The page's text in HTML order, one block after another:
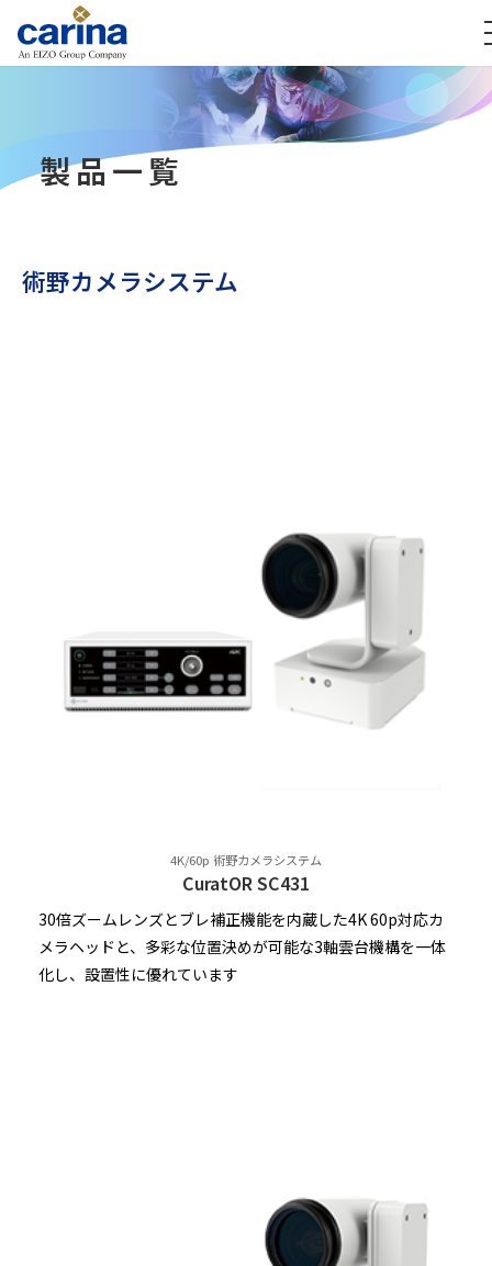
製品一覧
術野カメラシステム
4K/60p 術野カメラシステム
CuratOR SC431
30倍ズームレンズとブレ補正機能を内蔵した4K 60p対応カ
メラヘッドと、多彩な位置決めが可能な3軸雲台機構を一体
化し、設置性に優れています